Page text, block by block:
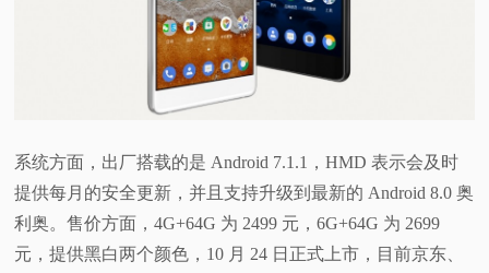
系统方面，出厂搭载的是 Android 7.1.1，HMD 表示会及时
提供每月的安全更新，并且支持升级到最新的 Android 8.0 奥
利奥。售价方面，4G+64G 为 2499 元，6G+64G 为 2699
元，提供黑白两个颜色，10 月 24 日正式上市，目前京东、